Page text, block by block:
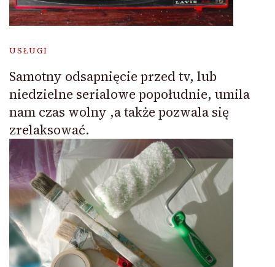
USŁUGI
Samotny odsapnięcie przed tv, lub
niedzielne serialowe popołudnie, umila
nam czas wolny ,a także pozwala się
zrelaksować.